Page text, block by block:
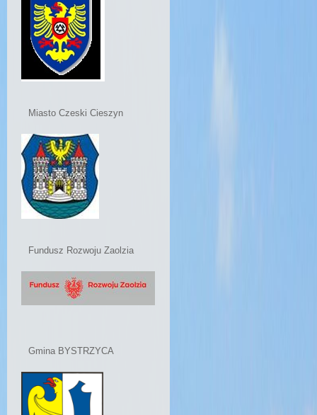
Miasto Czeski Cieszyn
Fundusz Rozwoju Zaolzia
Gmina BYSTRZYCA